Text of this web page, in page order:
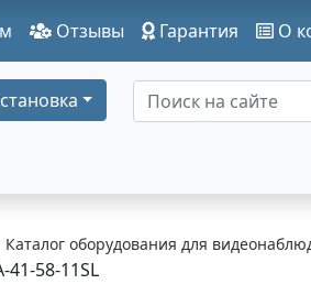
Отзывы Гарантия О
Каталог оборудования для
41-58-11SL